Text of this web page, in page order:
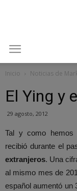
Inicio Noticias de
El Ying y
29 agosto, 2012
Tal y como hemos
recibió durante el
extranjeros. Una
al mismo mes de
español aumentó un